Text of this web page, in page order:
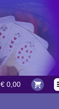
€ 0,00